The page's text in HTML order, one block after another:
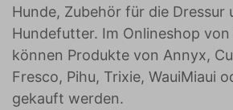
Hunde, Zubehör für die Dressur
Hundefutter. Im Onlineshop von
können Produkte von Annyx,
Fresco, Pihu, Trixie, WauiMiaui
gekauft werden.